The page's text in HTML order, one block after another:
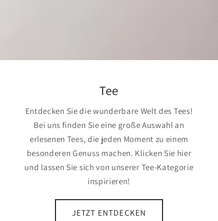
Tee
Entdecken Sie die wunderbare Welt des Tees!
Bei uns finden Sie eine große Auswahl an
erlesenen Tees, die jeden Moment zu einem
besonderen Genuss machen. Klicken Sie hier
und lassen Sie sich von unserer Tee-Kategorie
inspirieren!
JETZT ENTDECKEN